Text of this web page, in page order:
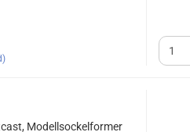
Modellsockelformer